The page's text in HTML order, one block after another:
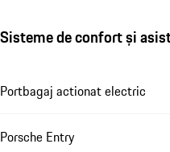
Sisteme de confort și
Portbagaj actionat electric
Porsche Entry